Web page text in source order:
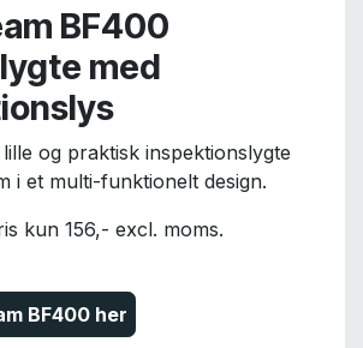
BF400
med
og praktisk inspektionslygte
i et multi-funktionelt design.
kun 156,- excl. moms.
BF400 her